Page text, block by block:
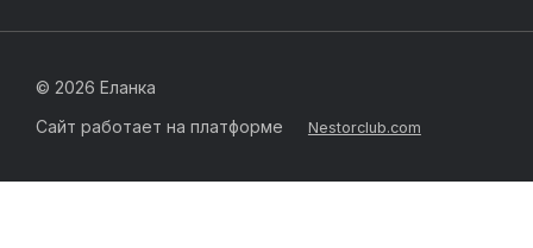
© 2026 Еланка
Сайт работает на платформе
Nestorclub.com